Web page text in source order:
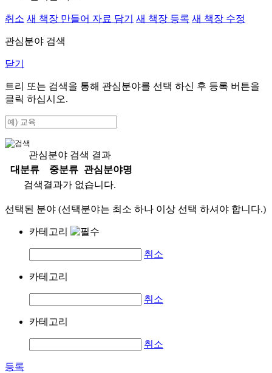
취소 새 책장 만들어 자료 담기 새 책장 등록 새 책장 수정
관심분야 검색
닫기
트리 또는 검색을 통해 관심분야를 선택 하신 후 등록 버튼을
클릭 하십시오.
관심분야 검색 결과
대분류
중분류
관심분야명
검색결과가 없습니다.
선택된 분야 (선택분야는 최소 하나 이상 선택 하셔야 합니다.)
카테고리
취소
카테고리
취소
카테고리
취소
등록